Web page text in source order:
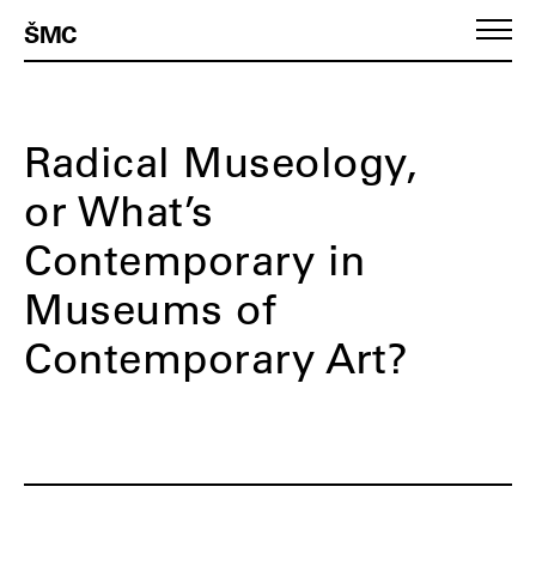
ŠMC
Radical Museology,
or What’s
Contemporary in
Museums of
Contemporary Art?